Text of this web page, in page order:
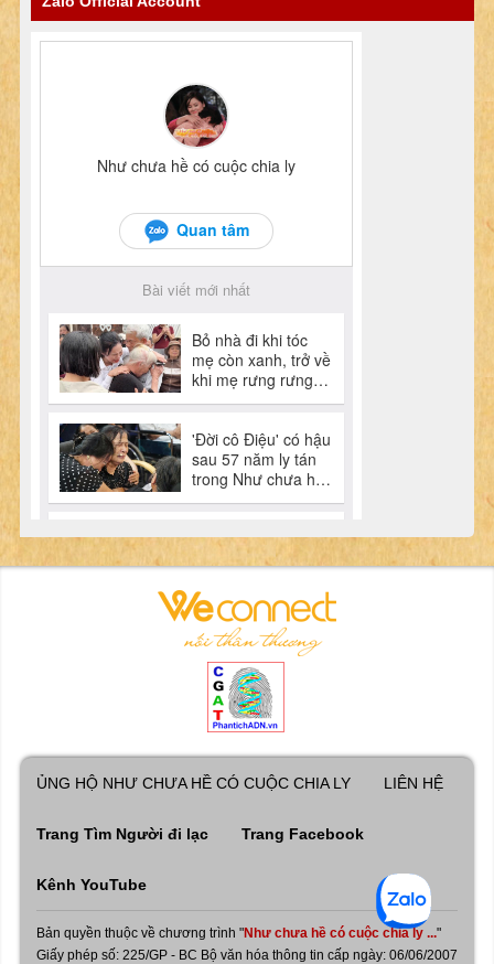
ỦNG HỘ NHƯ CHƯA HỀ CÓ CUỘC CHIA LY LIÊN HỆ
Trang Tìm Người đi lạc Trang Facebook
Kênh YouTube
Bản quyền thuộc về chương trình "Như chưa hề có cuộc chia ly ..."
Giấy phép số: 225/GP - BC Bộ văn hóa thông tin cấp ngày: 06/06/2007